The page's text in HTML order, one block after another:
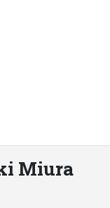
Miura